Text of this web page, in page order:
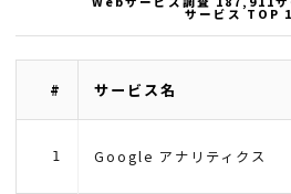
サービス TOP
# サービス名
1 Google アナリティクス